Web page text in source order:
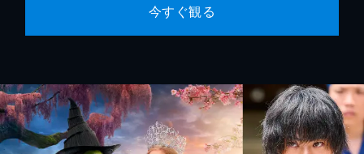
今すぐ観る